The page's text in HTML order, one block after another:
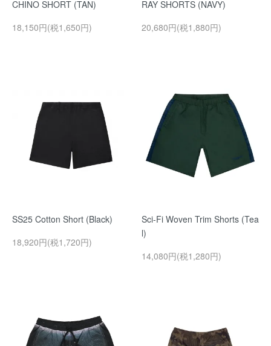
CHINO SHORT (TAN)
18,150円(税1,650円)
RAY SHORTS (NAVY)
20,680円(税1,880円)
SS25 Cotton Short (Black)
18,920円(税1,720円)
Sci-Fi Woven Trim Shorts (Tea
l)
14,080円(税1,280円)